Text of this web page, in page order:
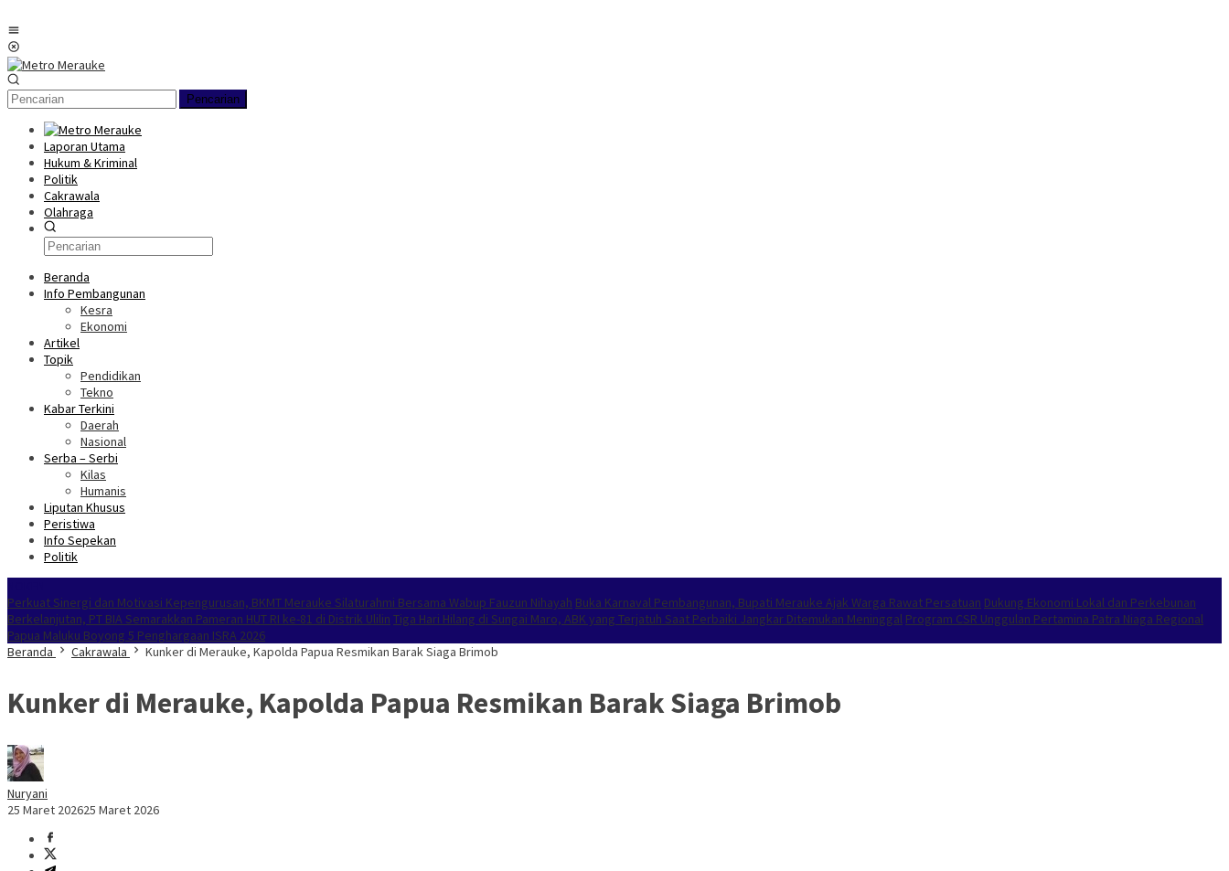
ke
konten
Pencarian
Laporan Utama
Hukum & Kriminal
Politik
Cakrawala
Olahraga
Beranda
Info Pembangunan
Kesra
Ekonomi
Artikel
Topik
Pendidikan
Tekno
Kabar Terkini
Daerah
Nasional
Serba – Serbi
Kilas
Humanis
Liputan Khusus
Peristiwa
Info Sepekan
Politik
Perkuat Sinergi dan Motivasi Kepengurusan, BKMT Merauke Silaturahmi Bersama Wabup Fauzun Nihayah Buka Karnaval Pembangunan, Bupati Merauke Ajak Warga Rawat Persatuan Dukung Ekonomi Lokal dan Perkebunan
Berkelanjutan, PT BIA Semarakkan Pameran HUT RI ke-81 di Distrik Ulilin Tiga Hari Hilang di Sungai Maro, ABK yang Terjatuh Saat Perbaiki Jangkar Ditemukan Meninggal Program CSR Unggulan Pertamina Patra Niaga Regional
Papua Maluku Boyong 5 Penghargaan ISRA 2026
Beranda
Cakrawala Kunker di Merauke, Kapolda Papua Resmikan Barak Siaga Brimob
Kunker di Merauke, Kapolda Papua Resmikan Barak Siaga Brimob
Nuryani
25 Maret 202625 Maret 2026